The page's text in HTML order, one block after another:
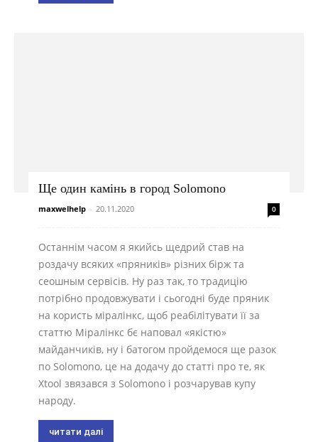
Ще один камінь в город Solomono
maxwelhelp - 20.11.2020 0
Останнім часом я якийсь щедрий став на
роздачу всяких «пряників» різних бірж та
сеошным сервісів. Ну раз так, то традицію
потрібно продовжувати і сьогодні буде пряник
на користь міралінкс, щоб реабілітувати її за
статтю Міралінкс бє наповал «якістю»
майданчиків, ну і батогом пройдемося ще разок
по Solomono, це на додачу до статті про те, як
Xtool звязався з Solomono і розчарував купу
народу.
читати далі